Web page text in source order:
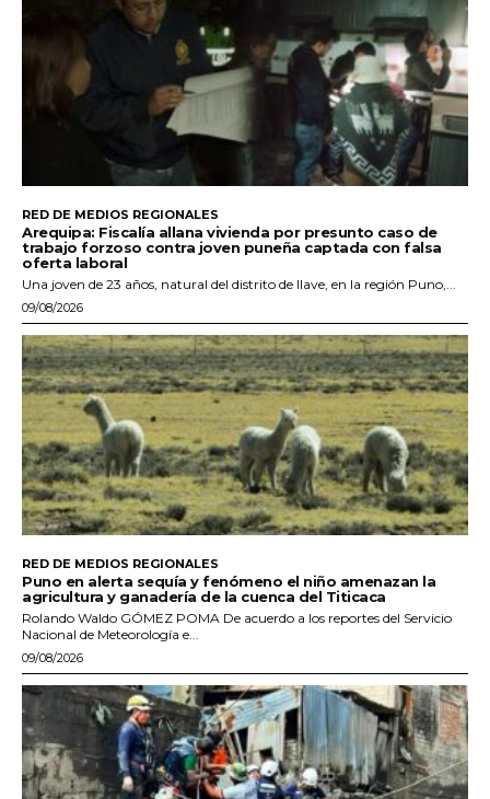
RED DE MEDIOS REGIONALES
Arequipa: Fiscalía allana vivienda por presunto caso de
trabajo forzoso contra joven puneña captada con falsa
oferta laboral
Una joven de 23 años, natural del distrito de Ilave, en la región Puno,...
09/08/2026
RED DE MEDIOS REGIONALES
Puno en alerta sequía y fenómeno el niño amenazan la
agricultura y ganadería de la cuenca del Titicaca
Rolando Waldo GÓMEZ POMA De acuerdo a los reportes del Servicio
Nacional de Meteorología e...
09/08/2026